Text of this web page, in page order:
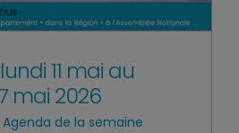
11 mai au
mai 2026
Agenda de la semaine